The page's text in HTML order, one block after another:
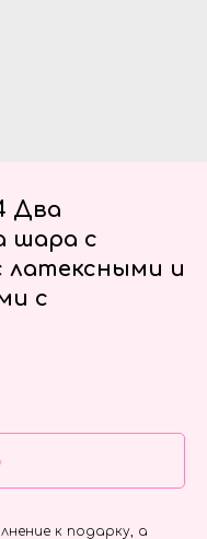
Два
шара с
латексными и
с
к подарку, а